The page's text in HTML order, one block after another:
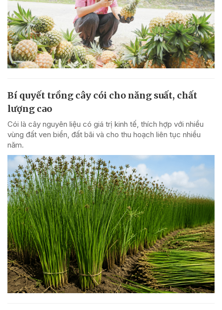
Bí quyết trồng cây cói cho năng suất, chất
lượng cao
Cói là cây nguyên liệu có giá trị kinh tế, thích hợp với nhiều
vùng đất ven biển, đất bãi và cho thu hoạch liên tục nhiều
năm.